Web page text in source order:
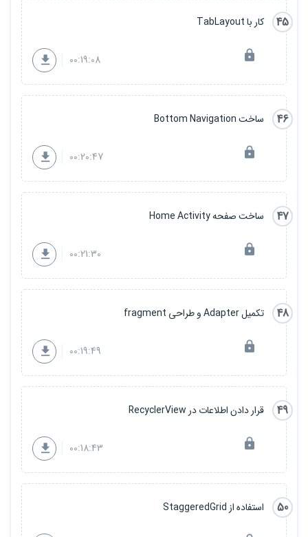
45 کار با TabLayout
00:19:08
46 ساخت Bottom Navigation
00:20:47
47 ساخت صفحه Home Activity
00:21:30
48 تکمیل Adapter و طراحی fragment
00:19:49
49 قرار دادن اطلاعات در RecyclerView
00:18:43
50 استفاده از StaggeredGrid